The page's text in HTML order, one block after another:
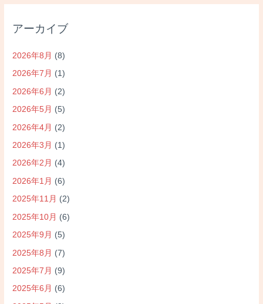
アーカイブ
2026年8月 (8)
2026年7月 (1)
2026年6月 (2)
2026年5月 (5)
2026年4月 (2)
2026年3月 (1)
2026年2月 (4)
2026年1月 (6)
2025年11月 (2)
2025年10月 (6)
2025年9月 (5)
2025年8月 (7)
2025年7月 (9)
2025年6月 (6)